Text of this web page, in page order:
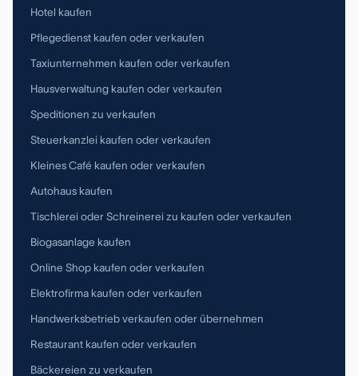
Hotel kaufen
Pflegedienst kaufen oder verkaufen
Taxiunternehmen kaufen oder verkaufen
Hausverwaltung kaufen oder verkaufen
Speditionen zu verkaufen
Steuerkanzlei kaufen oder verkaufen
Kleines Café kaufen oder verkaufen
Autohaus kaufen
Tischlerei oder Schreinerei zu kaufen oder verkaufen
Biogasanlage kaufen
Online Shop kaufen oder verkaufen
Elektrofirma kaufen oder verkaufen
Handwerksbetrieb verkaufen oder übernehmen
Restaurant kaufen oder verkaufen
Bäckereien zu verkaufen